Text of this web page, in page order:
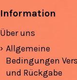
Information
Über uns
Allgemeine
Bedingungen
und Rückgabe